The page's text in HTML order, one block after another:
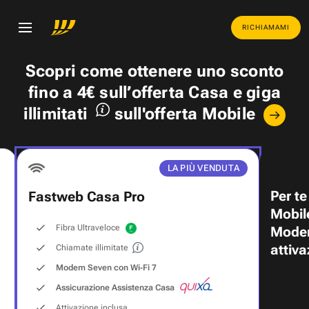
RICHIAMAMI
Scopri come ottenere uno sconto
fino a 4€ sull’offerta Casa egiga
illimitati
sull'offerta Mobile
LA PIÙ VENDUTA
Fastweb Casa Pro
Fibra Ultraveloce
Chiamate illimitate
Modem Seven con Wi‑Fi 7
Assicurazione Assistenza Casa
Per